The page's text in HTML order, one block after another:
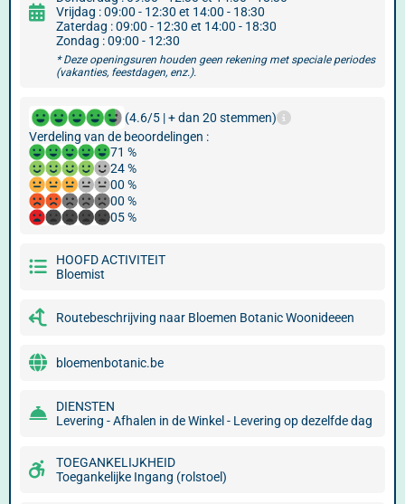
Vrijdag : 09:00 - 12:30 et 14:00 - 18:30
Zaterdag : 09:00 - 12:30 et 14:00 - 18:30
Zondag : 09:00 - 12:30
* Deze openingsuren houden geen rekening met speciale periodes
(vakanties, feestdagen, enz.).
(4.6/5 | + dan 20 stemmen)
Verdeling van de beoordelingen :
71 %
24 %
00 %
00 %
05 %
HOOFD ACTIVITEIT
Bloemist
Routebeschrijving naar Bloemen Botanic Woonideeen
bloemenbotanic.be
DIENSTEN
Levering - Afhalen in de Winkel - Levering op dezelfde dag
TOEGANKELIJKHEID
Toegankelijke Ingang (rolstoel)